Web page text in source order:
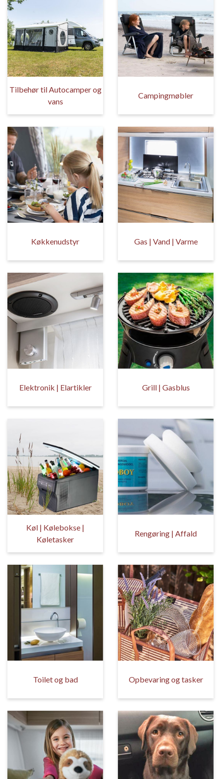
Tilbehør til Autocamper og
vans
Campingmøbler
Køkkenudstyr Gas | Vand | Varme
Elektronik | Elartikler Grill | Gasblus
Køl | Kølebokse |
Køletasker
Rengøring | Affald
Toilet og bad Opbevaring og tasker